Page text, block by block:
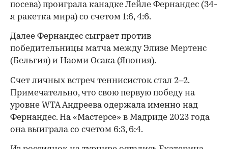
посева) проиграла канадке Лейле Фернандес (34-
я ракетка мира) со счетом 1:6, 4:6.
Далее Фернандес сыграет против
победительницы матча между Элизе Мертенс
(Бельгия) и Наоми Осака (Япония).
Счет личных встреч теннисисток стал 2–2.
Примечательно, что свою первую победу на
уровне WTA Андреева одержала именно над
Фернандес. На «Мастерсе» в Мадриде 2023 года
она выиграла со счетом 6:3, 6:4.